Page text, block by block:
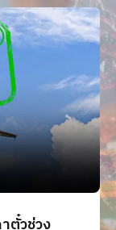
ตั๋วช่วง